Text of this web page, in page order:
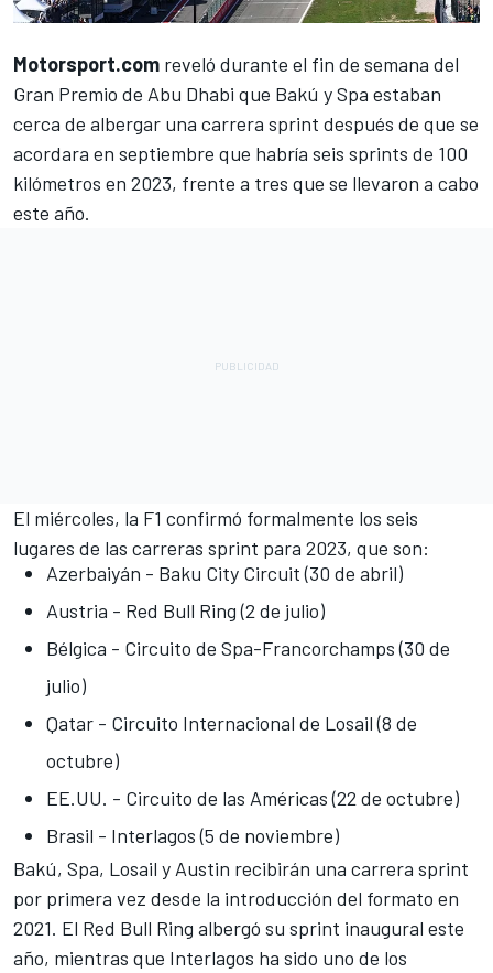
Motorsport.com reveló durante el fin de semana del
Gran Premio de Abu Dhabi que Bakú y Spa estaban
cerca de albergar una carrera sprint después de que se
acordara en septiembre que habría seis sprints de 100
kilómetros en 2023, frente a tres que se llevaron a cabo
este año.
El miércoles, la F1 confirmó formalmente los seis
lugares de las carreras sprint para 2023, que son:
Azerbaiyán - Baku City Circuit (30 de abril)
Austria - Red Bull Ring (2 de julio)
Bélgica - Circuito de Spa-Francorchamps (30 de
julio)
Qatar - Circuito Internacional de Losail (8 de
octubre)
EE.UU. - Circuito de las Américas (22 de octubre)
Brasil - Interlagos (5 de noviembre)
Bakú, Spa, Losail y Austin recibirán una carrera sprint
por primera vez desde la introducción del formato en
2021. El Red Bull Ring albergó su sprint inaugural este
año, mientras que Interlagos ha sido uno de los